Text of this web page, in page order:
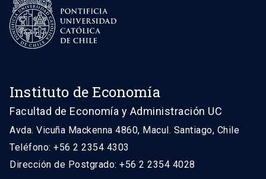
Instituto de Economía
Facultad de Economía y Administración UC
Avda. Vicuña Mackenna 4860, Macul. Santiago, Chile
Teléfono: +56 2 2354 4303
Dirección de Postgrado: +56 2 2354 4028